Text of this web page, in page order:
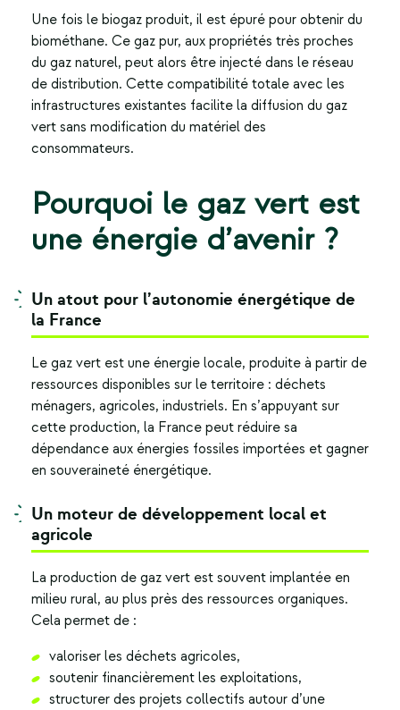
Une fois le biogaz produit, il est épuré pour obtenir du
biométhane. Ce gaz pur, aux propriétés très proches
du gaz naturel, peut alors être injecté dans le réseau
de distribution. Cette compatibilité totale avec les
infrastructures existantes facilite la diffusion du gaz
vert sans modification du matériel des
consommateurs.
Pourquoi le gaz vert est
une énergie d’avenir ?
Un atout pour l’autonomie énergétique de
la France
Le gaz vert est une énergie locale, produite à partir de
ressources disponibles sur le territoire : déchets
ménagers, agricoles, industriels. En s’appuyant sur
cette production, la France peut réduire sa
dépendance aux énergies fossiles importées et gagner
en souveraineté énergétique.
Un moteur de développement local et
agricole
La production de gaz vert est souvent implantée en
milieu rural, au plus près des ressources organiques.
Cela permet de :
valoriser les déchets agricoles,
soutenir financièrement les exploitations,
structurer des projets collectifs autour d’une